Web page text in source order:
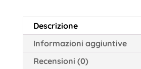
Descrizione
Informazioni aggiuntive
Recensioni (0)